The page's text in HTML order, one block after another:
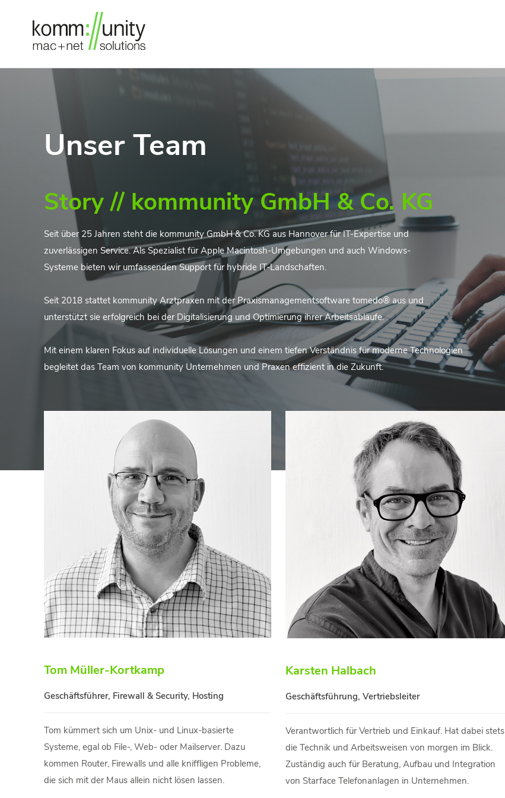
Unser Team
Story // kommunity GmbH & Co. KG
Seit über 25 Jahren steht die kommunity GmbH & Co. KG aus Hannover für IT-Expertise und
zuverlässigen Service. Als Spezialist für Apple Macintosh-Umgebungen und auch Windows-
Systeme bieten wir umfassenden Support für hybride IT-Landschaften.
Seit 2018 stattet kommunity Arztpraxen mit der Praxismanagementsoftware tomedo® aus und
unterstützt sie erfolgreich bei der Digitalisierung und Optimierung ihrer Arbeitsabläufe.
Mit einem klaren Fokus auf individuelle Lösungen und einem tiefen Verständnis für moderne Technologien
begleitet das Team von kommunity Unternehmen und Praxen effizient in die Zukunft.
Tom Müller-Kortkamp
Geschäftsführer, Firewall & Security, Hosting
Tom kümmert sich um Unix- und Linux-basierte
Systeme, egal ob File-, Web- oder Mailserver. Dazu
kommen Router, Firewalls und alle kniffligen Probleme,
die sich mit der Maus allein nicht lösen lassen.
Karsten Halbach
Geschäftsführung, Vertriebsleiter
Verantwortlich für Vertrieb und Einkauf. Hat dabei stets
die Technik und Arbeitsweisen von morgen im Blick.
Zuständig auch für Beratung, Aufbau und Integration
von Starface Telefonanlagen in Unternehmen.